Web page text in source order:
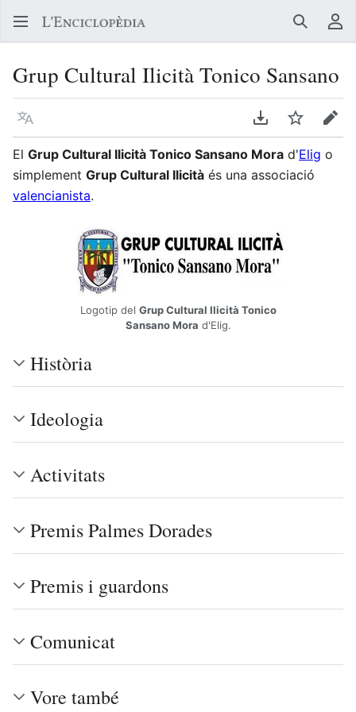
Buscar
Grup Cultural Ilicità Tonico Sansano
Llegir en un atre idioma Descarregar en
Vigilar
El Grup Cultural Ilicità Tonico Sansano Mora d'Elig o
simplement Grup Cultural Ilicità és una associació
valencianista.
Logotip del Grup Cultural Ilicità Tonico
Sansano Mora d'Elig.
Història
Ideologia
Activitats
Premis Palmes Dorades
Premis i guardons
Comunicat
Vore també